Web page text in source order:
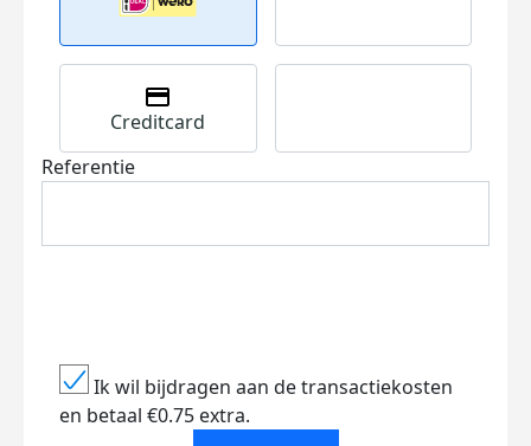
Creditcard
Referentie
Ik wil bijdragen aan de transactiekosten
en betaal €0.75 extra.